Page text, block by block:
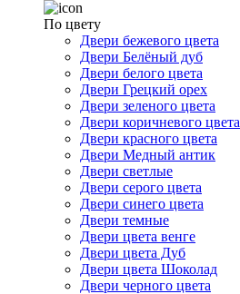
По цвету
Двери бежевого цвета
Двери Белёный дуб
Двери белого цвета
Двери Грецкий орех
Двери зеленого цвета
Двери коричневого цвета
Двери красного цвета
Двери Медный антик
Двери светлые
Двери серого цвета
Двери синего цвета
Двери темные
Двери цвета венге
Двери цвета Дуб
Двери цвета Шоколад
Двери черного цвета